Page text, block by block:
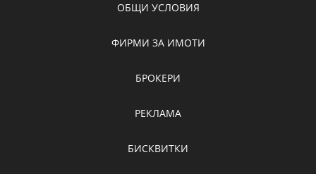
ОБЩИ УСЛОВИЯ
ФИРМИ ЗА ИМОТИ
БРОКЕРИ
РЕКЛАМА
БИСКВИТКИ